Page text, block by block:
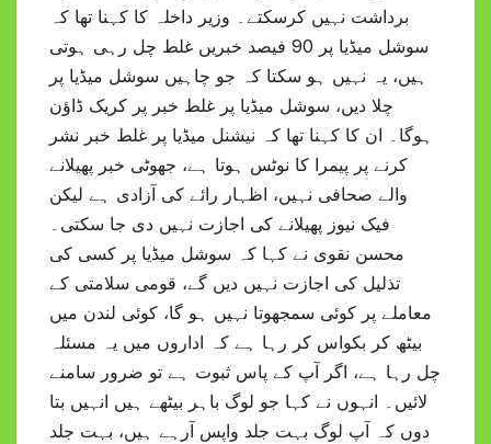
برداشت نہیں کرسکتے۔ وزیر داخلہ کا کہنا تھا کہ
سوشل میڈیا پر 90 فیصد خبریں غلط چل رہی ہوتی
ہیں، یہ نہیں ہو سکتا کہ جو چاہیں سوشل میڈیا پر
چلا دیں، سوشل میڈیا پر غلط خبر پر کریک ڈاؤن
ہوگا۔ ان کا کہنا تھا کہ نیشنل میڈیا پر غلط خبر نشر
کرنے پر پیمرا کا نوٹس ہوتا ہے، جھوٹی خبر پھیلانے
والے صحافی نہیں، اظہار رائے کی آزادی ہے لیکن
فیک نیوز پھیلانے کی اجازت نہیں دی جا سکتی۔
محسن نقوی نے کہا کہ سوشل میڈیا پر کسی کی
تذلیل کی اجازت نہیں دیں گے، قومی سلامتی کے
معاملے پر کوئی سمجھوتا نہیں ہو گا، کوئی لندن میں
بیٹھ کر بکواس کر رہا ہے کہ اداروں میں یہ مسئلہ
چل رہا ہے، اگر آپ کے پاس ثبوت ہے تو ضرور سامنے
لائیں۔ انہوں نے کہا جو لوگ باہر بیٹھے ہیں انہیں بتا
دوں کہ آپ لوگ بہت جلد واپس آرہے ہیں، بہت جلد